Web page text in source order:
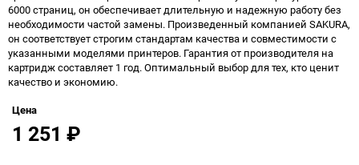
6000 страниц, он обеспечивает длительную и надежную работу без
необходимости частой замены. Произведенный компанией SAKURA,
он соответствует строгим стандартам качества и совместимости с
указанными моделями принтеров. Гарантия от производителя на
картридж составляет 1 год. Оптимальный выбор для тех, кто ценит
качество и экономию.
Цена
1 251 ₽